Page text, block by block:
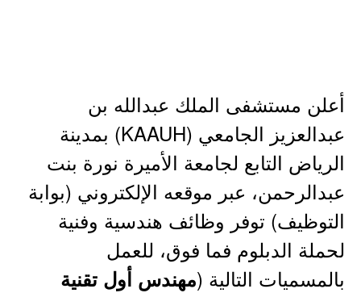
أعلن مستشفى الملك عبدالله بن
عبدالعزيز الجامعي (KAAUH) بمدينة
الرياض التابع لجامعة الأميرة نورة بنت
عبدالرحمن، عبر موقعه الإلكتروني (بوابة
التوظيف) توفر وظائف هندسية وفنية
لحملة الدبلوم فما فوق، للعمل
بالمسميات التالية (مهندس أول تقنية